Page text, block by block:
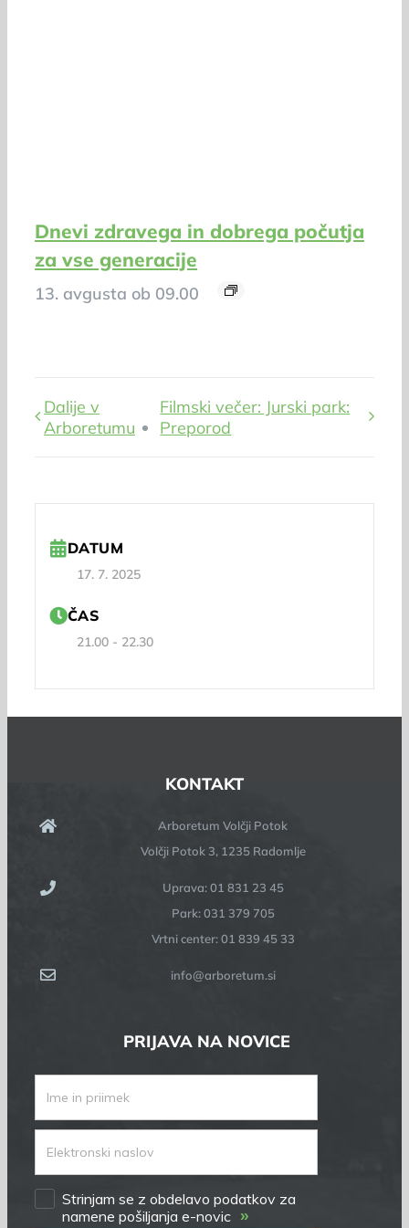
Dnevi zdravega in dobrega počutja
za vse generacije
13. avgusta ob 09.00
Dalije v
Arboretumu
Filmski večer: Jurski park:
Preporod
DATUM
17. 7. 2025
ČAS
21.00 - 22.30
KONTAKT
Arboretum Volčji Potok
Volčji Potok 3, 1235 Radomlje
Uprava: 01 831 23 45
Park: 031 379 705
Vrtni center: 01 839 45 33
info@arboretum.si
PRIJAVA NA NOVICE
Strinjam se z obdelavo podatkov za
namene pošiljanja e-novic »